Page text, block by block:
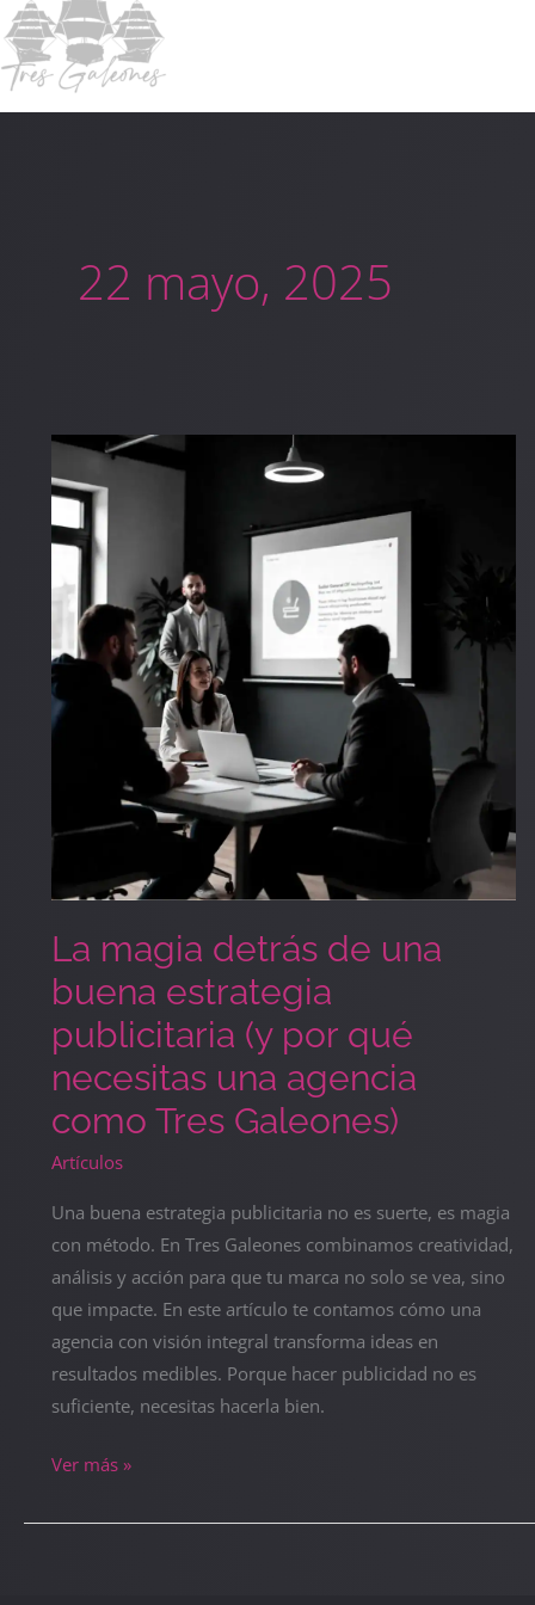
22 mayo, 2025
La magia detrás de una
buena estrategia
publicitaria (y por qué
necesitas una agencia
como Tres Galeones)
Artículos
Una buena estrategia publicitaria no es suerte, es magia
con método. En Tres Galeones combinamos creatividad,
análisis y acción para que tu marca no solo se vea, sino
que impacte. En este artículo te contamos cómo una
agencia con visión integral transforma ideas en
resultados medibles. Porque hacer publicidad no es
suficiente, necesitas hacerla bien.
La
magia
detrás
de
una
buena
estrategia
publicitaria
(y
necesitas
una
agencia
como
Tres
Galeones)
Ver más »